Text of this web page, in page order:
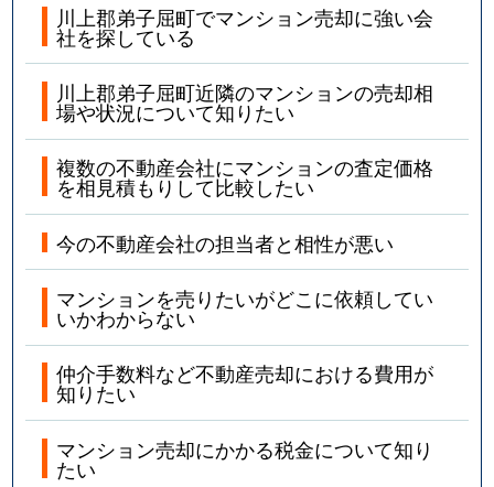
川上郡弟子屈町でマンション売却に強い会
社を探している
川上郡弟子屈町近隣のマンションの売却相
場や状況について知りたい
複数の不動産会社にマンションの査定価格
を相見積もりして比較したい
今の不動産会社の担当者と相性が悪い
マンションを売りたいがどこに依頼してい
いかわからない
仲介手数料など不動産売却における費用が
知りたい
マンション売却にかかる税金について知り
たい